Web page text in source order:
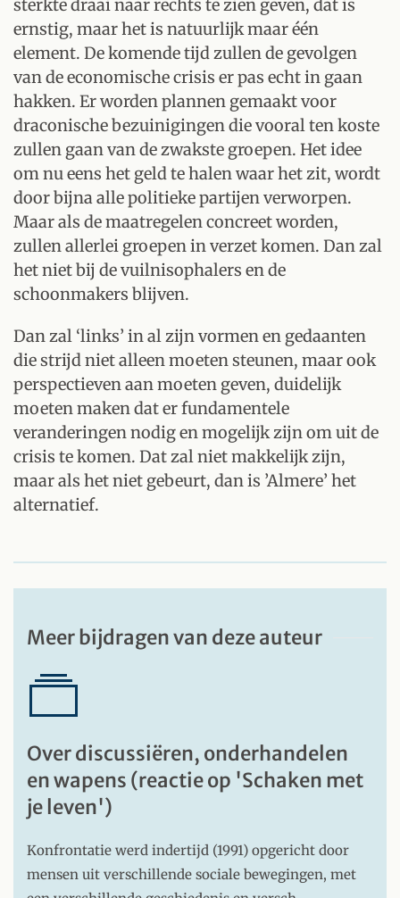
sterkte draai naar rechts te zien geven, dat is
ernstig, maar het is natuurlijk maar één
element. De komende tijd zullen de gevolgen
van de economische crisis er pas echt in gaan
hakken. Er worden plannen gemaakt voor
draconische bezuinigingen die vooral ten koste
zullen gaan van de zwakste groepen. Het idee
om nu eens het geld te halen waar het zit, wordt
door bijna alle politieke partijen verworpen.
Maar als de maatregelen concreet worden,
zullen allerlei groepen in verzet komen. Dan zal
het niet bij de vuilnisophalers en de
schoonmakers blijven.
Dan zal ‘links’ in al zijn vormen en gedaanten
die strijd niet alleen moeten steunen, maar ook
perspectieven aan moeten geven, duidelijk
moeten maken dat er fundamentele
veranderingen nodig en mogelijk zijn om uit de
crisis te komen. Dat zal niet makkelijk zijn,
maar als het niet gebeurt, dan is ’Almere’ het
alternatief.
Meer bijdragen van deze auteur
Over discussiëren, onderhandelen
en wapens (reactie op 'Schaken met
je leven')
Konfrontatie werd indertijd (1991) opgericht door
mensen uit verschillende sociale bewegingen, met